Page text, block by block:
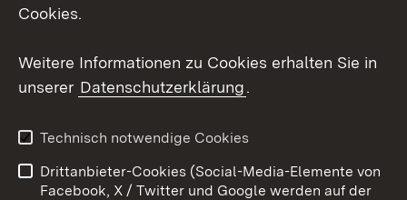
Barrierefreiheit
Benutzungshinweise
Impressum
Cookies
Cookies.
Weitere Informationen zu Cookies erhalten Sie in
unserer Datenschutzerklärung.
Technisch notwendige Cookies
Drittanbieter-Cookies (Social-Media-Elemente von
Facebook, X / Twitter und Google werden auf der